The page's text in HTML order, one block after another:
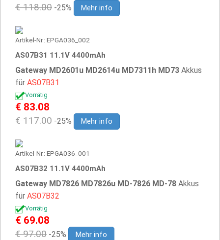
€ 118.00 -25% Mehr info
Artikel-Nr.: EPGA036_002
AS07B31 11.1V 4400mAh
Gateway MD2601u MD2614u MD7311h MD73 Akkus
für AS07B31
Vorrätig
€ 83.08
€ 117.00 -25% Mehr info
Artikel-Nr.: EPGA036_001
AS07B32 11.1V 4400mAh
Gateway MD7826 MD7826u MD-7826 MD-78 Akkus
für AS07B32
Vorrätig
€ 69.08
€ 97.00 -25% Mehr info